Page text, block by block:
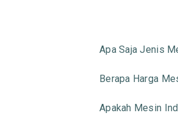
Apa Saja Jenis
Berapa Harga
Apakah Mesin